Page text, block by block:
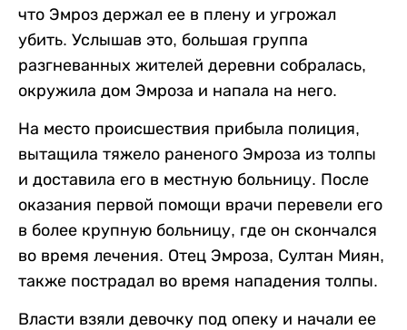
что Эмроз держал ее в плену и угрожал
убить. Услышав это, большая группа
разгневанных жителей деревни собралась,
окружила дом Эмроза и напала на него.
На место происшествия прибыла полиция,
вытащила тяжело раненого Эмроза из толпы
и доставила его в местную больницу. После
оказания первой помощи врачи перевели его
в более крупную больницу, где он скончался
во время лечения. Отец Эмроза, Султан Миян,
также пострадал во время нападения толпы.
Власти взяли девочку под опеку и начали ее